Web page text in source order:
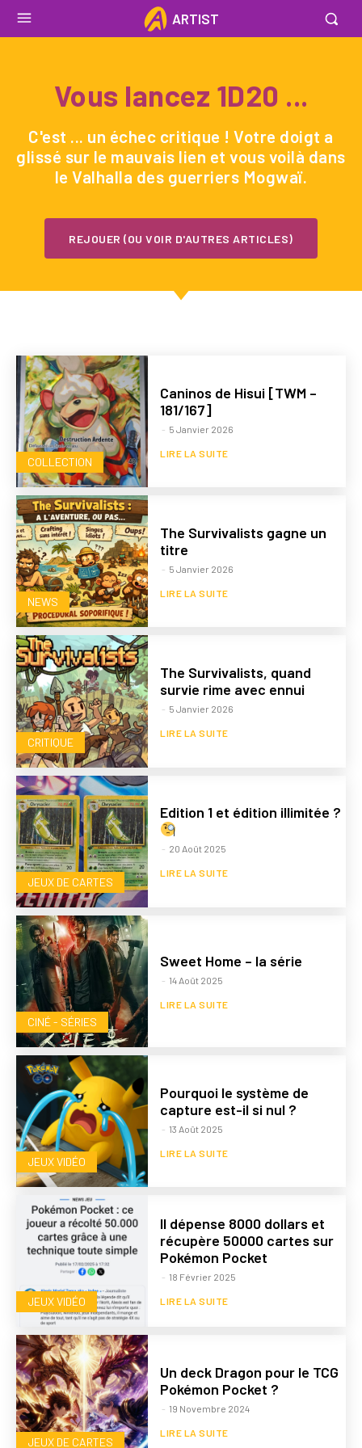
ARTIST
Vous lancez 1D20 ...
C'est ... un échec critique ! Votre doigt a
glissé sur le mauvais lien et vous voilà dans
le Valhalla des guerriers Mogwaï.
REJOUER (OU VOIR D'AUTRES ARTICLES)
COLLECTION
Caninos de Hisui [TWM –
181/167]
- 5 Janvier 2026
LIRE LA SUITE
NEWS
The Survivalists gagne un
titre
- 5 Janvier 2026
LIRE LA SUITE
CRITIQUE
The Survivalists, quand
survie rime avec ennui
- 5 Janvier 2026
LIRE LA SUITE
JEUX DE CARTES
Edition 1 et édition illimitée ?
- 20 Août 2025
LIRE LA SUITE
CINÉ - SÉRIES
Sweet Home – la série
- 14 Août 2025
LIRE LA SUITE
JEUX VIDÉO
Pourquoi le système de
capture est-il si nul ?
- 13 Août 2025
LIRE LA SUITE
JEUX VIDÉO
Il dépense 8000 dollars et
récupère 50000 cartes sur
Pokémon Pocket
- 18 Février 2025
LIRE LA SUITE
JEUX DE CARTES
Un deck Dragon pour le TCG
Pokémon Pocket ?
- 19 Novembre 2024
LIRE LA SUITE